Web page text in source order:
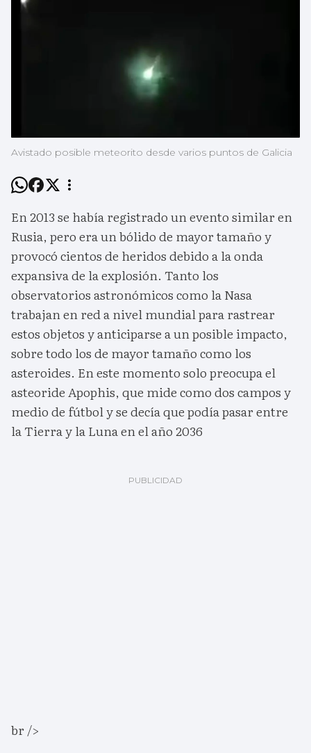
Avistado posible meteorito desde varios puntos de Galicia
En 2013 se había registrado un evento similar en
Rusia, pero era un bólido de mayor tamaño y
provocó cientos de heridos debido a la onda
expansiva de la explosión. Tanto los
observatorios astronómicos como la Nasa
trabajan en red a nivel mundial para rastrear
estos objetos y anticiparse a un posible impacto,
sobre todo los de mayor tamaño como los
asteroides. En este momento solo preocupa el
asteoride Apophis, que mide como dos campos y
medio de fútbol y se decía que podía pasar entre
la Tierra y la Luna en el año 2036
br />